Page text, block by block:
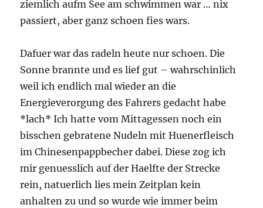
ziemlich aufm See am schwimmen war … nix
passiert, aber ganz schoen fies wars.
Dafuer war das radeln heute nur schoen. Die
Sonne brannte und es lief gut – wahrschinlich
weil ich endlich mal wieder an die
Energieverorgung des Fahrers gedacht habe
*lach* Ich hatte vom Mittagessen noch ein
bisschen gebratene Nudeln mit Huenerfleisch
im Chinesenpappbecher dabei. Diese zog ich
mir genuesslich auf der Haelfte der Strecke
rein, natuerlich lies mein Zeitplan kein
anhalten zu und so wurde wie immer beim